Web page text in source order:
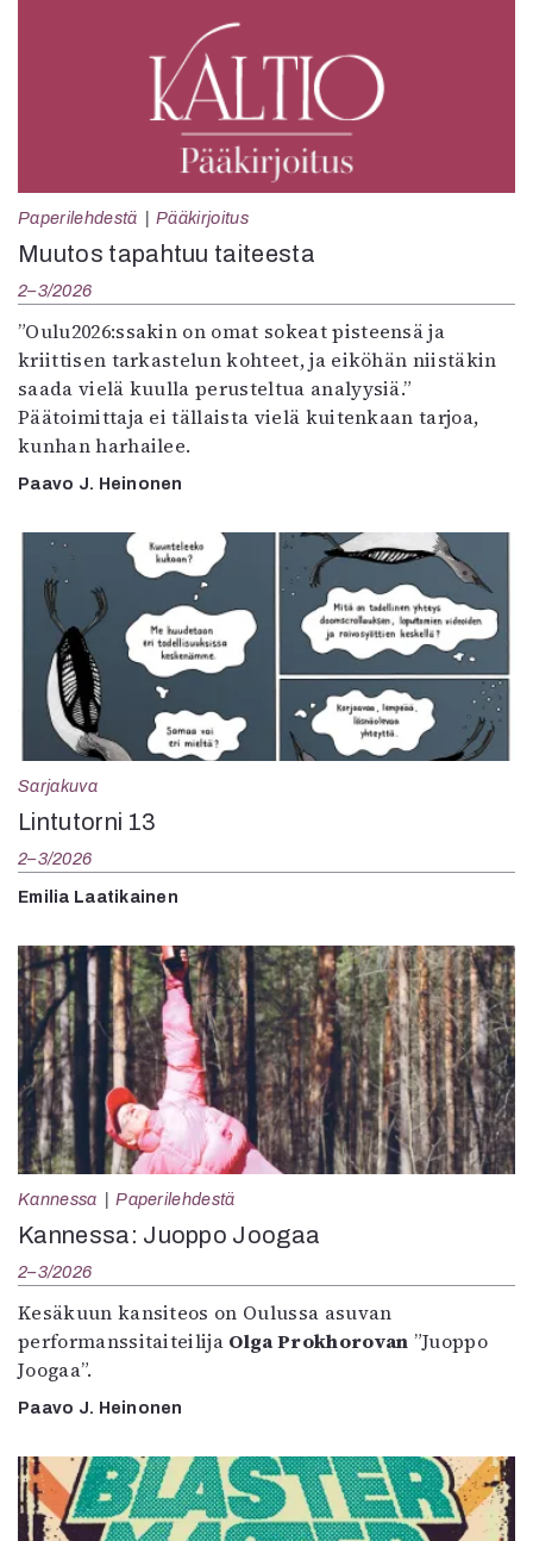
Paperilehdestä Pääkirjoitus
Muutos tapahtuu taiteesta
2–3/2026
”Oulu2026:ssakin on omat sokeat pisteensä ja
kriittisen tarkastelun kohteet, ja eiköhän niistäkin
saada vielä kuulla perusteltua analyysiä.”
Päätoimittaja ei tällaista vielä kuitenkaan tarjoa,
kunhan harhailee.
Paavo J. Heinonen
Sarjakuva
Lintutorni 13
2–3/2026
Emilia Laatikainen
Kannessa Paperilehdestä
Kannessa: Juoppo Joogaa
2–3/2026
Kesäkuun kansiteos on Oulussa asuvan
performanssitaiteilija Olga Prokhorovan ”Juoppo
Joogaa”.
Paavo J. Heinonen